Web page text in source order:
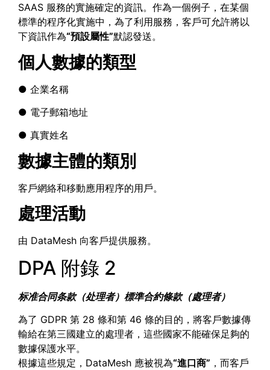
SAAS 服務的實施確定的資訊。作為一個例子，在某個
標準的程序化實施中，為了利用服務，客戶可允許將以
下資訊作為“預設屬性”默認發送。
個人數據的類型
● 企業名稱
● 電子郵箱地址
● 真實姓名
數據主體的類別
客戶網絡和移動應用程序的用戶。
處理活動
由 DataMesh 向客戶提供服務。
DPA 附錄 2
标准合同条款（处理者）標準合約條款（處理者）
為了 GDPR 第 28 條和第 46 條的目的，將客戶數據傳
輸給在第三國建立的處理者，這些國家不能確保足夠的
數據保護水平。
根據這些規定，DataMesh 應被視為“進口商” ，而客戶